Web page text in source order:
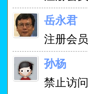
岳永君
注册会员
孙杨
禁止访问